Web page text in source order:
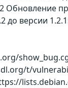
Обновление
до версии
t/